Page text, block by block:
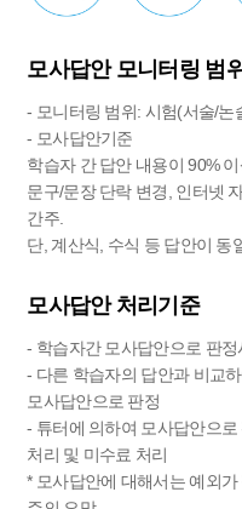
모사답안 모니터링 범
- 모니터링 범위: 시험(서술/논
- 모사답안기준
학습자 간 답안 내용이 90%
문구/문장 단락 변경, 인터넷
간주.
단, 계산식, 수식 등 답안이 동
모사답안 처리기준
- 학습자간 모사답안으로 판
- 다른 학습자의 답안과 비교
모사답안으로 판정
- 튜터에 의하여 모사답안으
처리 및 미수료 처리
* 모사답안에 대해서는 예외